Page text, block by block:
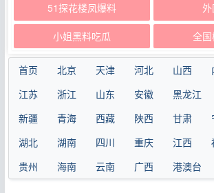
51探花楼凤爆料
小姐黑料吃瓜 全
首页 北京 天津 河北 山西
江苏
浙江 山东 安徽 黑龙江
新疆
青海 西藏 陕西 甘肃
湖北
湖南 四川 重庆 江西
贵州
海南 云南 广西 港澳台